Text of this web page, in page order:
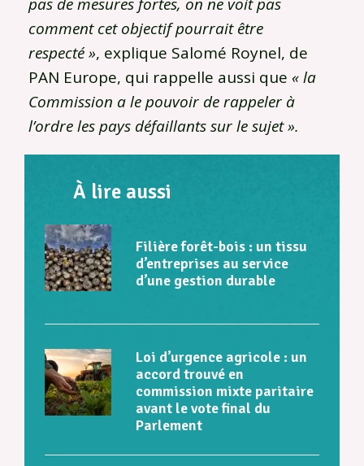
comment cet objectif pourrait être
respecté », explique Salomé Roynel, de
PAN Europe, qui rappelle aussi que « la
Commission a le pouvoir de rappeler à
l’ordre les pays défaillants sur le sujet ».
À lire aussi
Filière forêt-bois : un tissu
d’entreprises au service
d’une gestion durable
Loi d’urgence agricole : un
accord trouvé en
commission mixte paritaire
avant le vote final du
Parlement